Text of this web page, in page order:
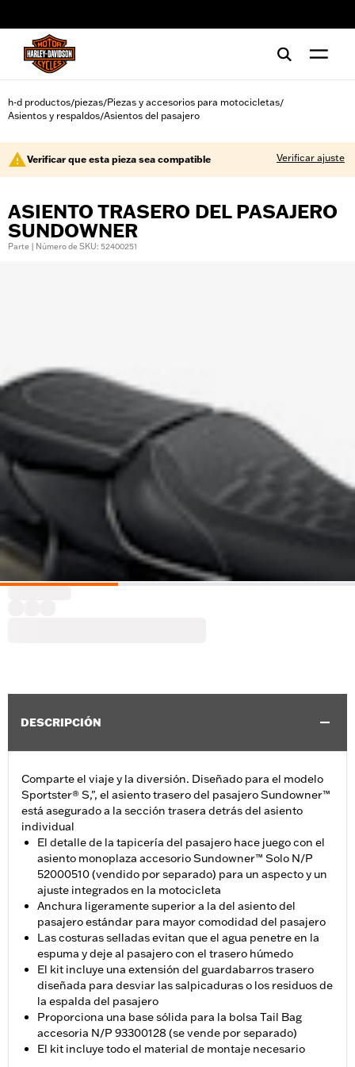
h-d productos/piezas/Piezas y accesorios para motocicletas/
Asientos y respaldos/Asientos del pasajero
Verificar que esta pieza sea compatible Verificar ajuste
ASIENTO TRASERO DEL PASAJERO
SUNDOWNER
Parte | Número de SKU: 52400251
DESCRIPCIÓN
Comparte el viaje y la diversión. Diseñado para el modelo
Sportster® S,", el asiento trasero del pasajero Sundowner™
está asegurado a la sección trasera detrás del asiento
individual
El detalle de la tapicería del pasajero hace juego con el
asiento monoplaza accesorio Sundowner™ Solo N/P
52000510 (vendido por separado) para un aspecto y un
ajuste integrados en la motocicleta
Anchura ligeramente superior a la del asiento del
pasajero estándar para mayor comodidad del pasajero
Las costuras selladas evitan que el agua penetre en la
espuma y deje al pasajero con el trasero húmedo
El kit incluye una extensión del guardabarros trasero
diseñada para desviar las salpicaduras o los residuos de
la espalda del pasajero
Proporciona una base sólida para la bolsa Tail Bag
accesoria N/P 93300128 (se vende por separado)
El kit incluye todo el material de montaje necesario